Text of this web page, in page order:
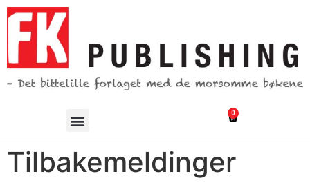
0
Tilbakemeldinger